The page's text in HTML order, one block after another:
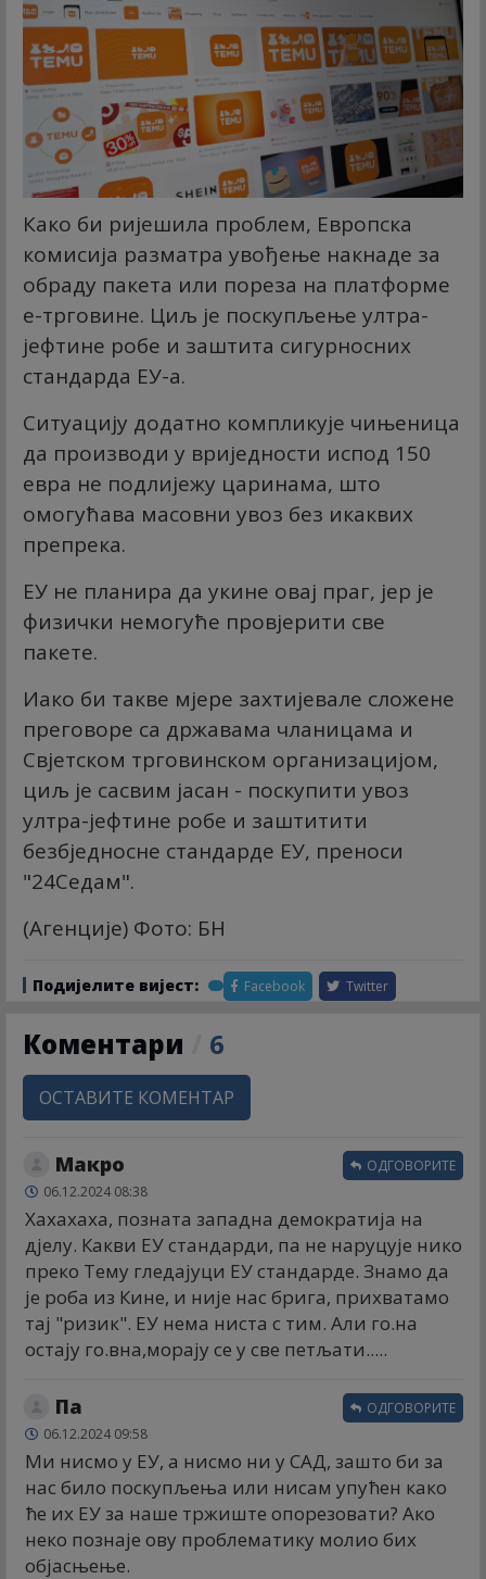
Како би ријешила проблем, Европска
комисија разматра увођење накнаде за
обраду пакета или пореза на платформе
е-трговине. Циљ је поскупљење ултра-
јефтине робе и заштита сигурносних
стандарда ЕУ-а.
Ситуацију додатно компликује чињеница
да производи у вриједности испод 150
евра не подлијежу царинама, што
омогућава масовни увоз без икаквих
препрека.
ЕУ не планира да укине овај праг, јер је
физички немогуће провјерити све
пакете.
Иако би такве мјере захтијевале сложене
преговоре са државама чланицама и
Свјетском трговинском организацијом,
циљ је сасвим јасан - поскупити увоз
ултра-јефтине робе и заштитити
безбједносне стандарде ЕУ, преноси
"24Седам".
(Агенције) Фото: БН
Подијелите вијест: Facebook Twitter
Коментари 6
ОСТАВИТЕ КОМЕНТАР
Макро
06.12.2024 08:38
Хахахаха, позната западна демократија на
дјелу. Какви ЕУ стандарди, па не наруцује нико
преко Тему гледајуци ЕУ стандарде. Знамо да
је роба из Кине, и није нас брига, прихватамо
тај "ризик". ЕУ нема ниста с тим. Али го.на
остају го.вна,морају се у све петљати.....
ОДГОВОРИТЕ
Па
06.12.2024 09:58
Ми нисмо у ЕУ, а нисмо ни у САД, зашто би за
нас било поскупљења или нисам упућен како
ће их ЕУ за наше тржиште опорезовати? Ако
неко познаје ову проблематику молио бих
објасњење.
ОДГОВОРИТЕ